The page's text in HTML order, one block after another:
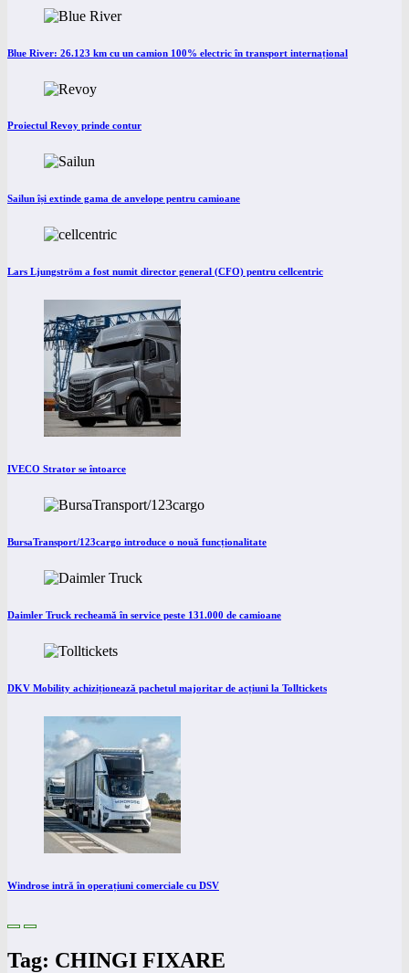
Blue River: 26.123 km cu un camion 100% electric în transport internațional
Proiectul Revoy prinde contur
Sailun își extinde gama de anvelope pentru camioane
Lars Ljungström a fost numit director general (CFO) pentru cellcentric
IVECO Strator se întoarce
BursaTransport/123cargo introduce o nouă funcționalitate
Daimler Truck recheamă în service peste 131.000 de camioane
DKV Mobility achiziționează pachetul majoritar de acțiuni la Tolltickets
Windrose intră în operațiuni comerciale cu DSV
Tag: CHINGI FIXARE